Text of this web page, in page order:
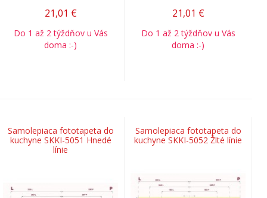
21,01 €
Do 1 až 2 týždňov u Vás
doma :-)
21,01 €
Do 1 až 2 týždňov u Vás
doma :-)
Samolepiaca fototapeta do
kuchyne SKKI-5051 Hnedé
línie
Samolepiaca fototapeta do
kuchyne SKKI-5052 Žlté línie